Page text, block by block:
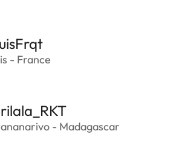
- France
- Madagascar